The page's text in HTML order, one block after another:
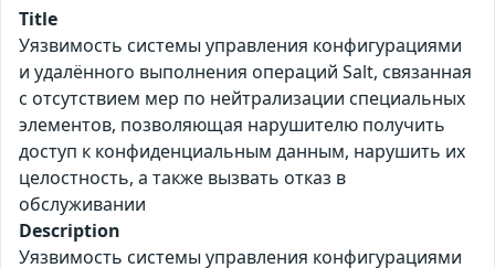
Title
Уязвимость системы управления конфигурациями
и удалённого выполнения операций Salt, связанная
с отсутствием мер по нейтрализации специальных
элементов, позволяющая нарушителю получить
доступ к конфиденциальным данным, нарушить их
целостность, а также вызвать отказ в
обслуживании
Description
Уязвимость системы управления конфигурациями